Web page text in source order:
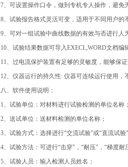
7、可设置操作口令，做到专机专人操作，避免
8、试验报告格式灵活可变，适用于不同用户的
9、可对一组试验中曲线数据的有效与否进行人
10、试验结果数据可导入EXECL,WORD文档编
11、过电流保护装置有足够的灵敏度，能够保
12、仪器运行的持久性: 仪器可连续运行使用，
八、软件使用说明：
1、试验单位：对材料进行试验检测的单位名称；
2、送试单位：送材料检测的单位名称；
3、试验方式：选择进行“交流试验"或“直流试验"
4、试验方法：可进行“击穿"，“耐压"，“梯度耐
5、试验人员：输入检测人员姓名；